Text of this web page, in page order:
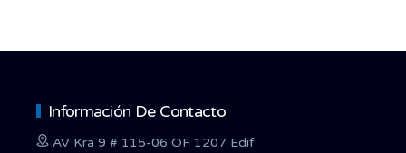
Información De Contacto
AV Kra 9 # 115-06 OF 1207 Edif